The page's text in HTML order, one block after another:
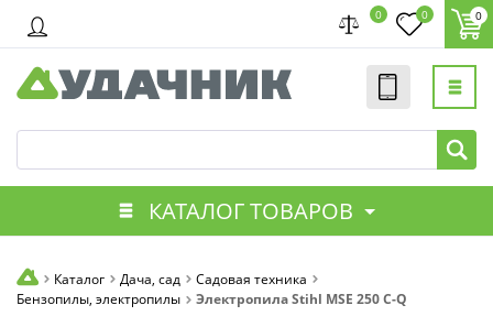
0 0 0
КАТАЛОГ ТОВАРОВ
Каталог Дача, сад
Садовая техника
Бензопилы, электропилы
Электропила Stihl MSE 250 C-Q